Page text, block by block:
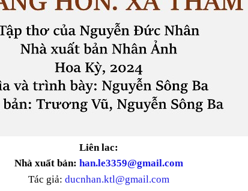
Liên lac:
Nhà xuất bản: han.le3359@gmail.com
Tác giả: ducnhan.ktl@gmail.com